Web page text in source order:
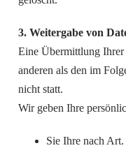
3. Weitergabe von
Eine Übermittlung
anderen als den im
nicht statt.
Wir geben Ihre
Sie Ihre nach